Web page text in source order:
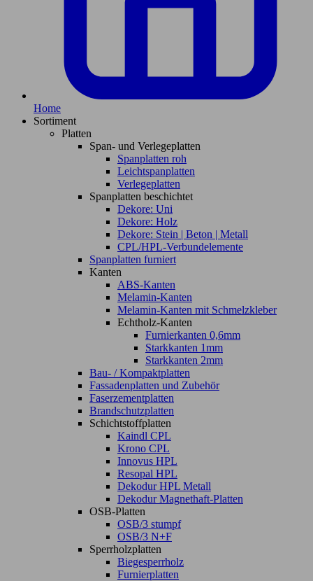
Home
Sortiment
Platten
Span- und Verlegeplatten
Spanplatten roh
Leichtspanplatten
Verlegeplatten
Spanplatten beschichtet
Dekore: Uni
Dekore: Holz
Dekore: Stein | Beton | Metall
CPL/HPL-Verbundelemente
Spanplatten furniert
Kanten
ABS-Kanten
Melamin-Kanten
Melamin-Kanten mit Schmelzkleber
Echtholz-Kanten
Furnierkanten 0,6mm
Starkkanten 1mm
Starkkanten 2mm
Bau- / Kompaktplatten
Fassadenplatten und Zubehör
Faserzementplatten
Brandschutzplatten
Schichtstoffplatten
Kaindl CPL
Krono CPL
Innovus HPL
Resopal HPL
Dekodur HPL Metall
Dekodur Magnethaft-Platten
OSB-Platten
OSB/3 stumpf
OSB/3 N+F
Sperrholzplatten
Biegesperrholz
Furnierplatten